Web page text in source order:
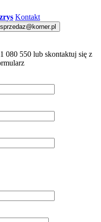
Kontakt
sprzedaz@korner.pl
080 550 lub skontaktuj się z